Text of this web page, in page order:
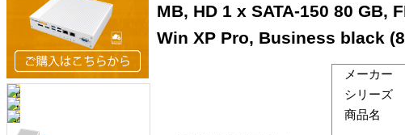
MB, HD 1 x SATA-150 80 GB,
Win XP Pro, Business black
メーカー
シリーズ
商品名